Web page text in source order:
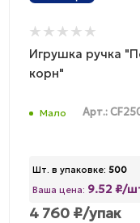
Игрушка ручка
корн"
Мало Арт.:
Шт. в упаковке: 500
Ваша цена: 9.52 ₽/
4 760 ₽/упак